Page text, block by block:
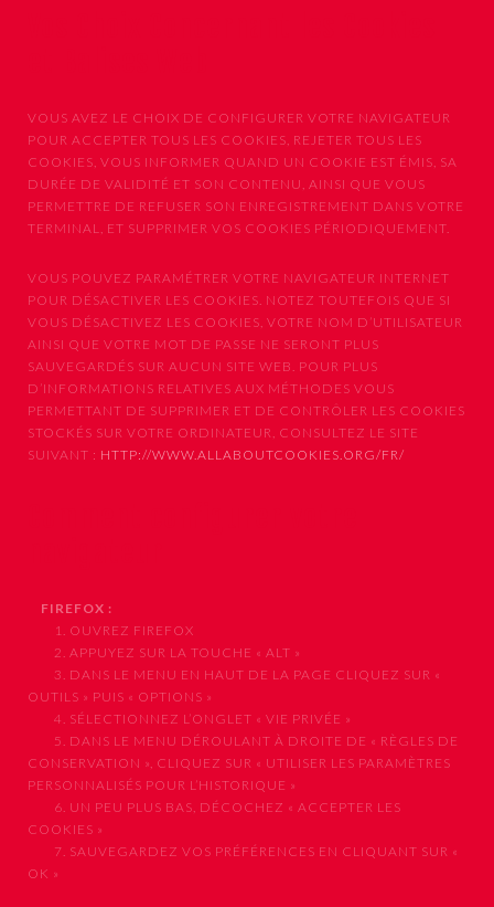
VOUS AVEZ LE CHOIX DE CONFIGURER VOTRE NAVIGATEUR
POUR ACCEPTER TOUS LES COOKIES, REJETER TOUS LES
COOKIES, VOUS INFORMER QUAND UN COOKIE EST ÉMIS, SA
DURÉE DE VALIDITÉ ET SON CONTENU, AINSI QUE VOUS
PERMETTRE DE REFUSER SON ENREGISTREMENT DANS VOTRE
TERMINAL, ET SUPPRIMER VOS COOKIES PÉRIODIQUEMENT.
VOUS POUVEZ PARAMÉTRER VOTRE NAVIGATEUR INTERNET
POUR DÉSACTIVER LES COOKIES. NOTEZ TOUTEFOIS QUE SI
VOUS DÉSACTIVEZ LES COOKIES, VOTRE NOM D’UTILISATEUR
AINSI QUE VOTRE MOT DE PASSE NE SERONT PLUS
SAUVEGARDÉS SUR AUCUN SITE WEB. POUR PLUS
D’INFORMATIONS RELATIVES AUX MÉTHODES VOUS
PERMETTANT DE SUPPRIMER ET DE CONTRÔLER LES COOKIES
STOCKÉS SUR VOTRE ORDINATEUR, CONSULTEZ LE SITE
SUIVANT : HTTP://WWW.ALLABOUTCOOKIES.ORG/FR/
FIREFOX :
1. OUVREZ FIREFOX
2. APPUYEZ SUR LA TOUCHE « ALT »
3. DANS LE MENU EN HAUT DE LA PAGE CLIQUEZ SUR «
OUTILS » PUIS « OPTIONS »
4. SÉLECTIONNEZ L’ONGLET « VIE PRIVÉE »
5. DANS LE MENU DÉROULANT À DROITE DE « RÈGLES DE
CONSERVATION », CLIQUEZ SUR « UTILISER LES PARAMÈTRES
PERSONNALISÉS POUR L’HISTORIQUE »
6. UN PEU PLUS BAS, DÉCOCHEZ « ACCEPTER LES
COOKIES »
7. SAUVEGARDEZ VOS PRÉFÉRENCES EN CLIQUANT SUR «
OK »